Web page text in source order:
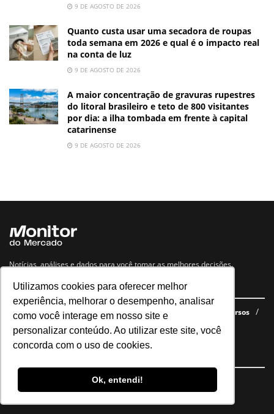
Utilizamos cookies para oferecer melhor
experiência, melhorar o desempenho, analisar
como você interage em nosso site e
personalizar conteúdo. Ao utilizar este site, você
concorda com o uso de cookies.
Ok, entendi!
9 DE AGOSTO DE 2026
Quanto custa usar uma secadora de roupas
toda semana em 2026 e qual é o impacto real
na conta de luz
9 DE AGOSTO DE 2026
A maior concentração de gravuras rupestres
do litoral brasileiro e teto de 800 visitantes
por dia: a ilha tombada em frente à capital
catarinense
9 DE AGOSTO DE 2026
Notícias, análises e dados para você tomar as melhores decisões.
Navegue no site
Últimas notícias Quem somos E-books gratuitos
Cursos
Política de privacidade